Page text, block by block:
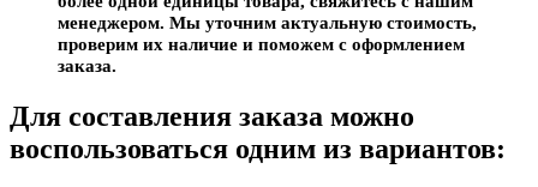
менеджером. Мы уточним актуальную стоимость,
проверим их наличие и поможем с оформлением
заказа.
Для составления заказа можно
воспользоваться одним из вариантов: